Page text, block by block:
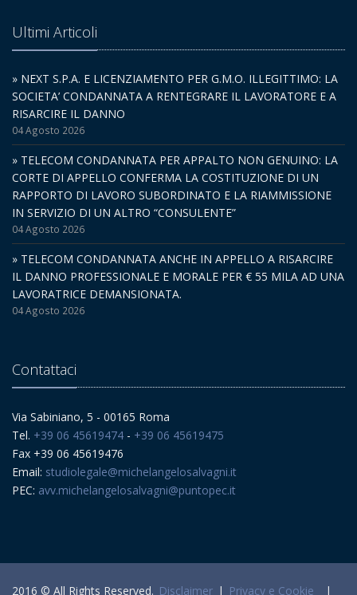
Ultimi Articoli
» NEXT S.P.A. E LICENZIAMENTO PER G.M.O. ILLEGITTIMO: LA
SOCIETA’ CONDANNATA A RENTEGRARE IL LAVORATORE E A
RISARCIRE IL DANNO
04 Agosto 2026
» TELECOM CONDANNATA PER APPALTO NON GENUINO: LA
CORTE DI APPELLO CONFERMA LA COSTITUZIONE DI UN
RAPPORTO DI LAVORO SUBORDINATO E LA RIAMMISSIONE
IN SERVIZIO DI UN ALTRO “CONSULENTE”
04 Agosto 2026
» TELECOM CONDANNATA ANCHE IN APPELLO A RISARCIRE
IL DANNO PROFESSIONALE E MORALE PER € 55 MILA AD UNA
LAVORATRICE DEMANSIONATA.
04 Agosto 2026
Contattaci
Via Sabiniano, 5 - 00165 Roma
Tel. +39 06 45619474 - +39 06 45619475
Fax +39 06 45619476
Email: studiolegale@michelangelosalvagni.it
PEC: avv.michelangelosalvagni@puntopec.it
2016 © All Rights Reserved. Disclaimer | Privacy e Cookie |